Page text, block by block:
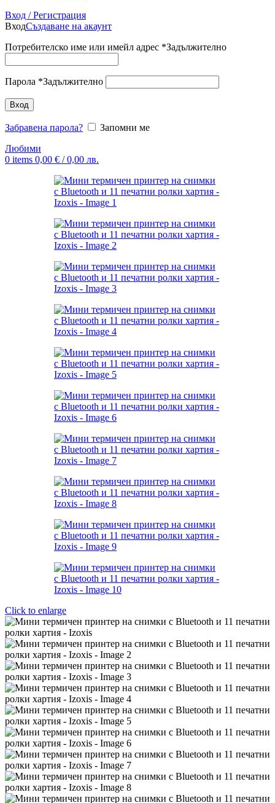
Вход / Регистрация
ВходСъздаване на акаунт
Потребителско име или имейл адрес *Задължително
Парола *Задължително
Вход
Забравена парола?
Запомни ме
Любими
0 items 0,00 € / 0,00 лв.
Click to enlarge